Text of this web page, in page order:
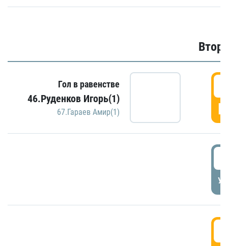
Гол в равенстве
46.Руденков Игорь(1)
67.Гараев Амир(1)